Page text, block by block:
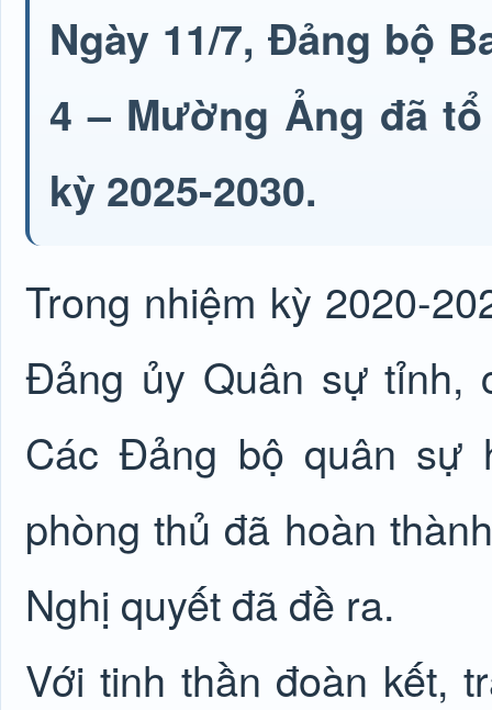
Ngày 11/7, Đảng bộ
4 – Mường Ảng đã
kỳ 2025-2030.
Trong nhiệm kỳ 2020-
Đảng ủy Quân sự tỉnh,
Các Đảng bộ quân sự
phòng thủ đã hoàn
Nghị quyết đã đề ra.
Với tinh thần đoàn kết,